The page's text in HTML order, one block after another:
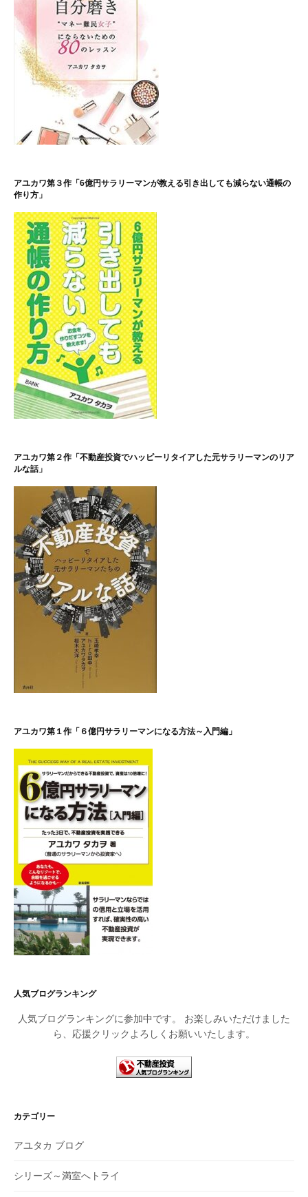
アユカワ第３作「6億円サラリーマンが教える引き出しても減らない通帳の
作り方」
アユカワ第２作「不動産投資でハッピーリタイアした元サラリーマンのリア
ルな話」
アユカワ第１作「６億円サラリーマンになる方法～入門編」
人気ブログランキング
人気ブログランキングに参加中です。 お楽しみいただけました
ら、応援クリックよろしくお願いいたします。
カテゴリー
アユタカ ブログ
シリーズ～満室へトライ